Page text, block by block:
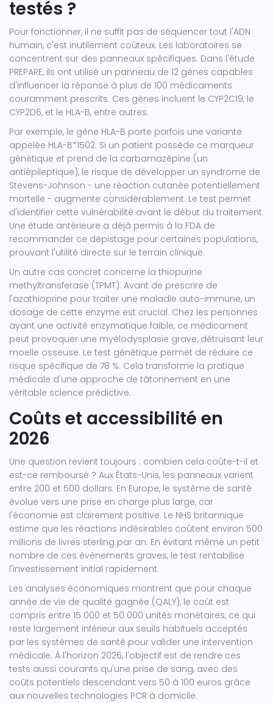
testés ?
Pour fonctionner, il ne suffit pas de séquencer tout l'ADN
humain, c'est inutilement coûteux. Les laboratoires se
concentrent sur des panneaux spécifiques. Dans l'étude
PREPARE, ils ont utilisé un panneau de 12 gènes capables
d'influencer la réponse à plus de 100 médicaments
couramment prescrits. Ces gènes incluent le CYP2C19, le
CYP2D6, et le HLA-B, entre autres.
Par exemple, le gène HLA-B porte parfois une variante
appelée HLA-B*1502. Si un patient possède ce marqueur
génétique et prend de la carbamazépine (un
antiépileptique), le risque de développer un syndrome de
Stevens-Johnson - une réaction cutanée potentiellement
mortelle - augmente considérablement. Le test permet
d'identifier cette vulnérabilité avant le début du traitement.
Une étude antérieure a déjà permis à la FDA de
recommander ce dépistage pour certaines populations,
prouvant l'utilité directe sur le terrain clinique.
Un autre cas concret concerne la thiopurine
methyltransferase (TPMT). Avant de prescrire de
l'azathioprine pour traiter une maladie auto-immune, un
dosage de cette enzyme est crucial. Chez les personnes
ayant une activité enzymatique faible, ce médicament
peut provoquer une myélodysplasie grave, détruisant leur
moelle osseuse. Le test génétique permet de réduire ce
risque spécifique de 78 %. Cela transforme la pratique
médicale d'une approche de tâtonnement en une
véritable science prédictive.
Coûts et accessibilité en
2026
Une question revient toujours : combien cela coûte-t-il et
est-ce remboursé ? Aux États-Unis, les panneaux varient
entre 200 et 500 dollars. En Europe, le système de santé
évolue vers une prise en charge plus large, car
l'économie est clairement positive. Le NHS britannique
estime que les réactions indésirables coûtent environ 500
millions de livres sterling par an. En évitant même un petit
nombre de ces événements graves, le test rentabilise
l'investissement initial rapidement.
Les analyses économiques montrent que pour chaque
année de vie de qualité gagnée (QALY), le coût est
compris entre 15 000 et 50 000 unités monétaires, ce qui
reste largement inférieur aux seuils habituels acceptés
par les systèmes de santé pour valider une intervention
médicale. À l'horizon 2026, l'objectif est de rendre ces
tests aussi courants qu'une prise de sang, avec des
coûts potentiels descendant vers 50 à 100 euros grâce
aux nouvelles technologies PCR à domicile.